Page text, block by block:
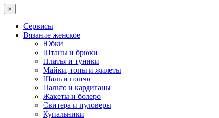
×
Сервисы
Вязание женское
Юбки
Штаны и брюки
Платья и туники
Майки, топы и жилеты
Шаль и пончо
Пальто и кардиганы
Жакеты и болеро
Свитера и пуловеры
Купальники